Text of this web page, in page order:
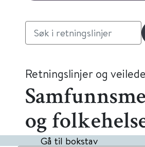
Retningslinjer og
og
Gå til bokstav